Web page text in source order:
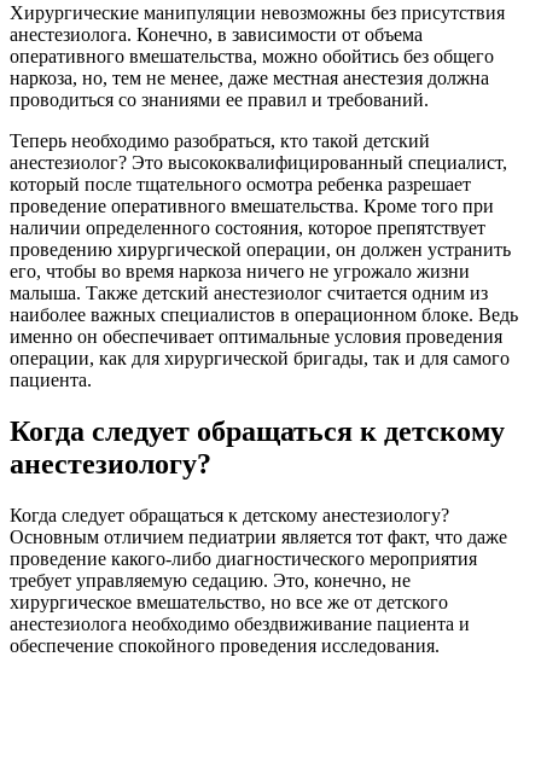
Хирургические манипуляции невозможны без присутствия
анестезиолога. Конечно, в зависимости от объема
оперативного вмешательства, можно обойтись без общего
наркоза, но, тем не менее, даже местная анестезия должна
проводиться со знаниями ее правил и требований.
Теперь необходимо разобраться, кто такой детский
анестезиолог? Это высококвалифицированный специалист,
который после тщательного осмотра ребенка разрешает
проведение оперативного вмешательства. Кроме того при
наличии определенного состояния, которое препятствует
проведению хирургической операции, он должен устранить
его, чтобы во время наркоза ничего не угрожало жизни
малыша. Также детский анестезиолог считается одним из
наиболее важных специалистов в операционном блоке. Ведь
именно он обеспечивает оптимальные условия проведения
операции, как для хирургической бригады, так и для самого
пациента.
Когда следует обращаться к детскому
анестезиологу?
Когда следует обращаться к детскому анестезиологу?
Основным отличием педиатрии является тот факт, что даже
проведение какого-либо диагностического мероприятия
требует управляемую седацию. Это, конечно, не
хирургическое вмешательство, но все же от детского
анестезиолога необходимо обездвиживание пациента и
обеспечение спокойного проведения исследования.